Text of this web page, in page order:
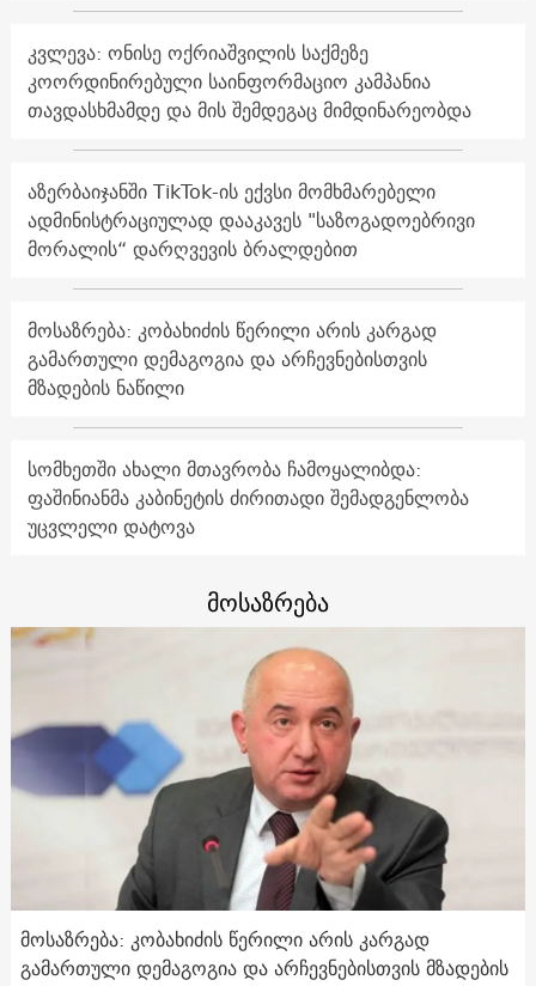
კვლევა: ონისე ოქრიაშვილის საქმეზე
კოორდინირებული საინფორმაციო კამპანია
თავდასხმამდე და მის შემდეგაც მიმდინარეობდა
აზერბაიჯანში TikTok-ის ექვსი მომხმარებელი
ადმინისტრაციულად დააკავეს "საზოგადოებრივი
მორალის“ დარღვევის ბრალდებით
მოსაზრება: კობახიძის წერილი არის კარგად
გამართული დემაგოგია და არჩევნებისთვის
მზადების ნაწილი
სომხეთში ახალი მთავრობა ჩამოყალიბდა:
ფაშინიანმა კაბინეტის ძირითადი შემადგენლობა
უცვლელი დატოვა
მოსაზრება
მოსაზრება: კობახიძის წერილი არის კარგად
გამართული დემაგოგია და არჩევნებისთვის მზადების